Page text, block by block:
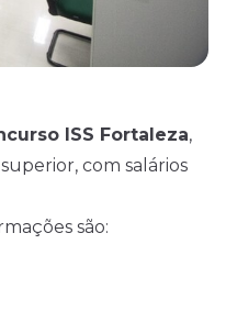
ISS Fortaleza,
com salários
são: